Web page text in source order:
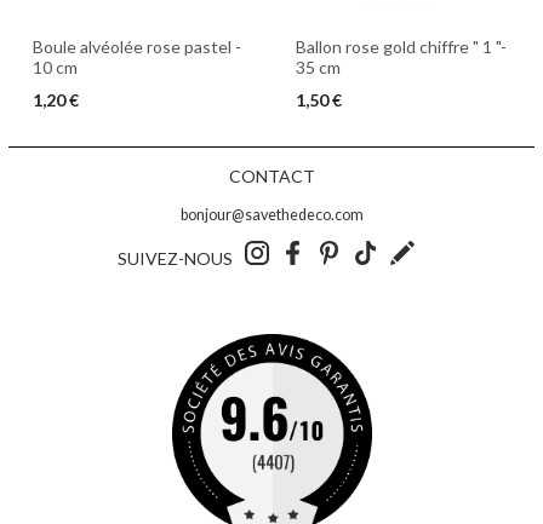
Boule alvéolée rose pastel -
10 cm
1,20 €
Ballon rose gold chiffre " 1 "-
35 cm
1,50 €
CONTACT
bonjour@savethedeco.com
SUIVEZ-NOUS